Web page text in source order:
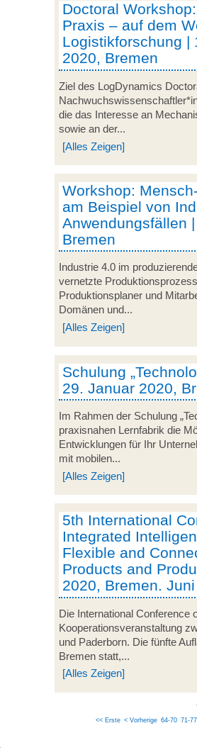
Doctoral
Praxis – auf dem
Logistikforschung |
2020, Bremen
Ziel des LogDynamics
die das Interesse an
sowie an der...
[Alles Zeigen]
Workshop:
am Beispiel von
Anwendungsfällen
Bremen
Industrie 4.0 im
vernetzte
Produktionsplaner und
Domänen und...
[Alles Zeigen]
Schulung
29. Januar 2020,
Im Rahmen der Schulung
praxisnahen Lernfabrik die
Entwicklungen für Ihr
mit mobilen...
[Alles Zeigen]
5th International
Integrated
Flexible and
Products and
2020, Bremen.
Die International Conference
Kooperationsveranstaltung
und Paderborn. Die fünfte
Bremen statt,...
[Alles Zeigen]
<< Erste < Vorherige 64-70 71-77